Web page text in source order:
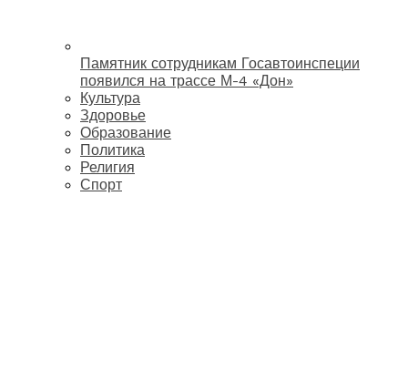
Памятник сотрудникам Госавтоинспеции
появился на трассе М-4 «Дон»
Культура
Здоровье
Образование
Политика
Религия
Спорт